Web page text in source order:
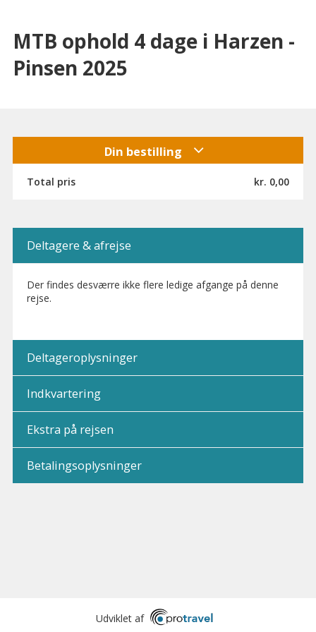
MTB ophold 4 dage i Harzen -
Pinsen 2025
Deltagere & afrejse
Der findes desværre ikke flere ledige afgange på denne
rejse.
Deltageroplysninger
Indkvartering
Ekstra på rejsen
Betalingsoplysninger
Din bestilling
Total pris kr. 0,00
Udviklet af